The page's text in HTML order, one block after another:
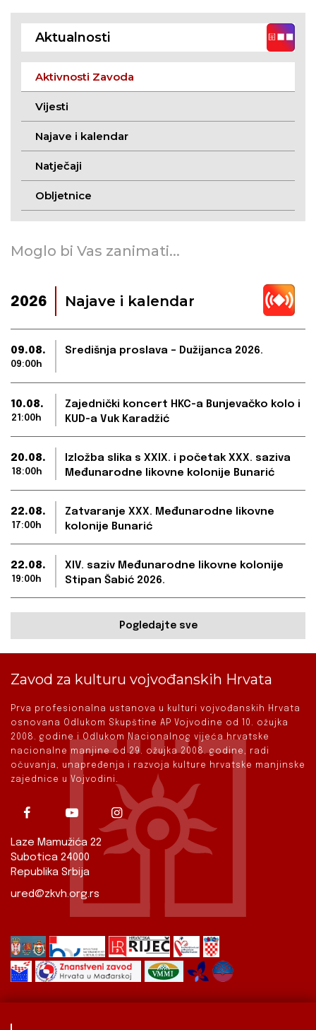
Aktualnosti
Aktivnosti Zavoda
Vijesti
Najave i kalendar
Natječaji
Obljetnice
Moglo bi Vas zanimati...
2026 Najave i kalendar
09.08.
09:00h
Središnja proslava – Dužijanca 2026.
10.08.
21:00h
Zajednički koncert HKC-a Bunjevačko kolo i
KUD-a Vuk Karadžić
20.08.
18:00h
Izložba slika s XXIX. i početak XXX. saziva
Međunarodne likovne kolonije Bunarić
22.08.
17:00h
Zatvaranje XXX. Međunarodne likovne
kolonije Bunarić
22.08.
19:00h
XIV. saziv Međunarodne likovne kolonije
Stipan Šabić 2026.
Pogledajte sve
Zavod za kulturu vojvođanskih Hrvata
Prva profesionalna ustanova u kulturi vojvođanskih Hrvata
osnovana Odlukom Skupštine AP Vojvodine od 10. ožujka
2008. godine i Odlukom Nacionalnog vijeća hrvatske
nacionalne manjine od 29. ožujka 2008. godine, radi
očuvanja, unapređenja i razvoja kulture hrvatske manjinske
zajednice u Vojvodini.
Laze Mamužića 22
Subotica 24000
Republika Srbija
ured@zkvh.org.rs